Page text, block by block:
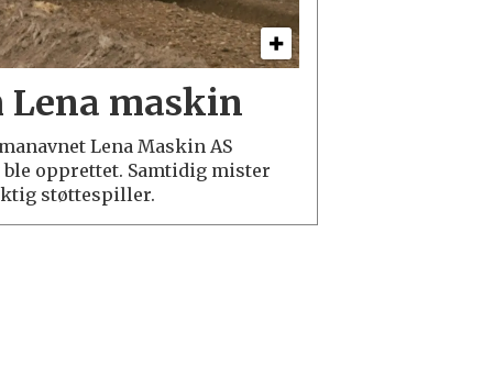
maskin
Lena Maskin AS
opprettet. Samtidig mister
støttespiller.